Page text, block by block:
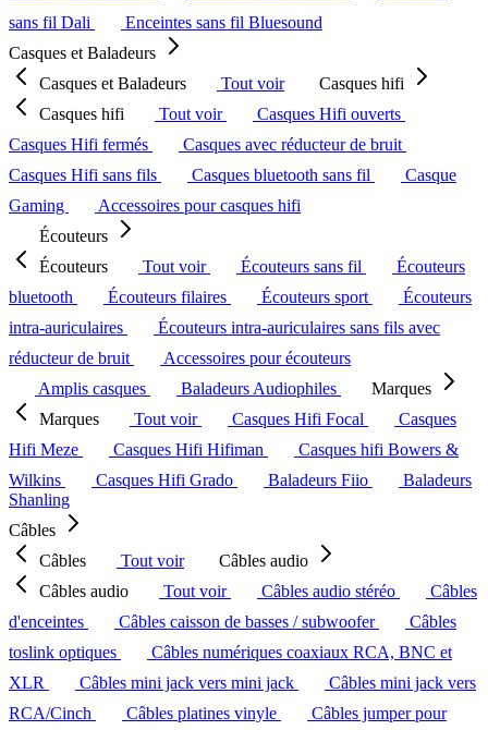
sans fil Dali
Enceintes sans fil Bluesound
Casques et Baladeurs
Casques et Baladeurs
Tout voir
Casques hifi
Casques hifi
Tout voir
Casques Hifi ouverts
Casques Hifi fermés
Casques avec réducteur de bruit
Casques Hifi sans fils
Casques bluetooth sans fil
Casque
Gaming
Accessoires pour casques hifi
Écouteurs
Écouteurs
Tout voir Écouteurs sans fil
Écouteurs
bluetooth
Écouteurs filaires Écouteurs sport
Écouteurs
intra-auriculaires
Écouteurs intra-auriculaires sans fils avec
réducteur de bruit
Accessoires pour écouteurs
Amplis casques
Baladeurs Audiophiles
Marques
Marques
Tout voir Casques Hifi Focal
Casques
Hifi Meze
Casques Hifi Hifiman
Casques hifi Bowers &
Wilkins
Casques Hifi Grado Baladeurs Fiio
Baladeurs
Shanling
Câbles
Câbles
Tout voir
Câbles audio
Câbles audio
Tout voir Câbles audio stéréo
Câbles
d'enceintes
Câbles caisson de basses / subwoofer
Câbles
toslink optiques
Câbles numériques coaxiaux RCA, BNC et
XLR
Câbles mini jack vers mini jack
Câbles mini jack vers
RCA/Cinch
Câbles platines vinyle
Câbles jumper pour